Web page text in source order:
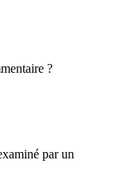
?
par un